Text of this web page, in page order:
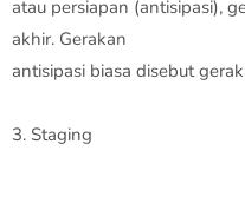
atau persiapan (antisipasi),
akhir. Gerakan
antisipasi biasa disebut
3. Staging